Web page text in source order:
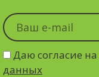
Даю согласие на
данных